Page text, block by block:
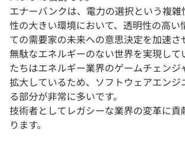
エナーバンクは、電力の選択という複
性の大きい環境において、透明性の高い
ての需要家の未来への意思決定を加速さ
無駄なエネルギーのない世界を実現して
たちはエネルギー業界のゲームチェンジ
拡大しているため、ソフトウェアエンジ
る部分が非常に多いです。
技術者としてレガシーな業界の変革に貢
ります。